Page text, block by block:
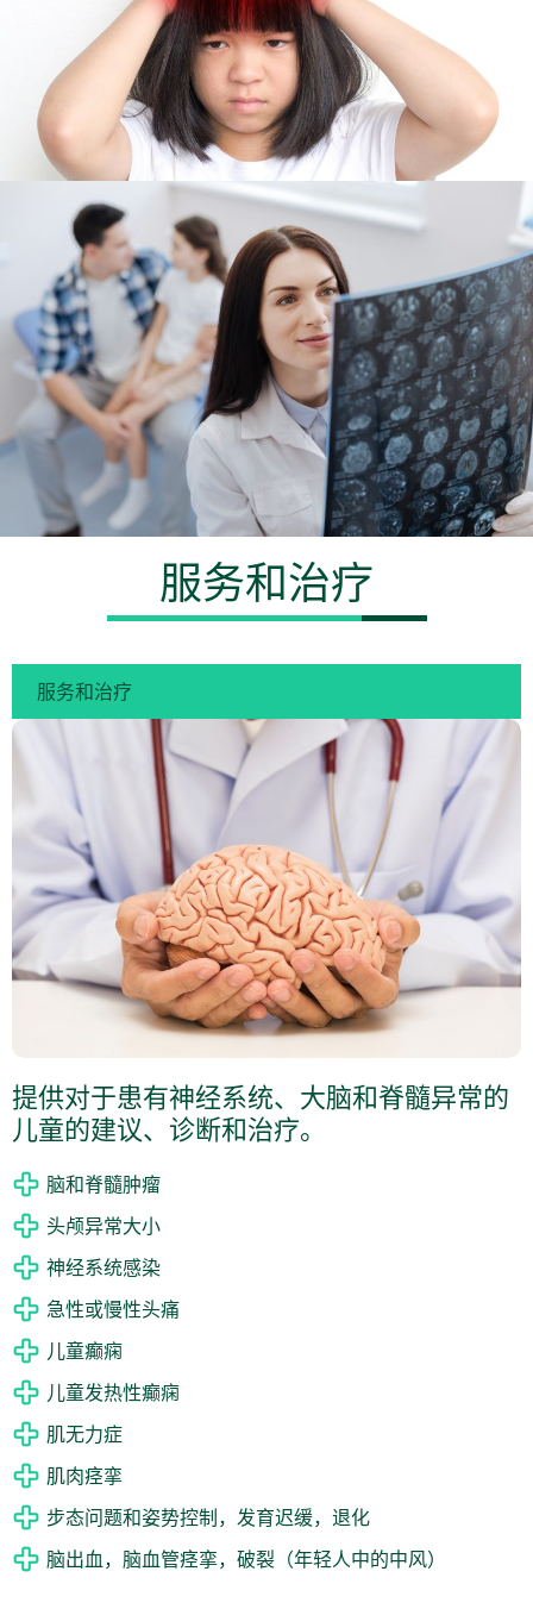
服务和治疗
服务和治疗
提供对于患有神经系统、大脑和脊髓异常的
儿童的建议、诊断和治疗。
脑和脊髓肿瘤
头颅异常大小
神经系统感染
急性或慢性头痛
儿童癫痫
儿童发热性癫痫
肌无力症
肌肉痉挛
步态问题和姿势控制，发育迟缓，退化
脑出血，脑血管痉挛，破裂（年轻人中的中风）